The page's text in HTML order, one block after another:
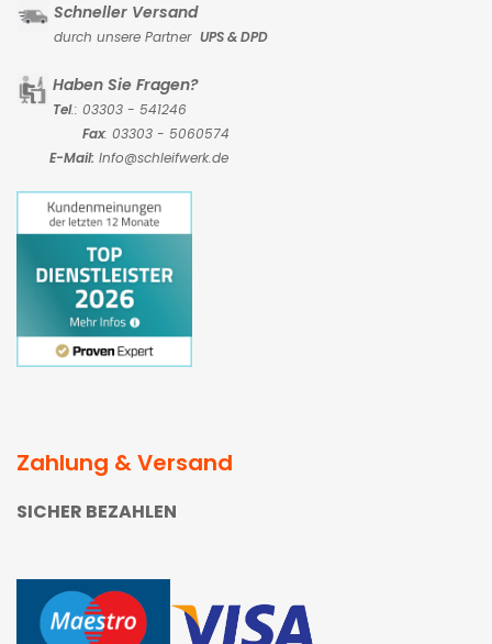
Schneller Versand
durch unsere Partner UPS & DPD
Haben Sie Fragen?
Tel.: 03303 - 541246
Fax: 03303 - 5060574
E-Mail: Info@schleifwerk.de
Zahlung & Versand
SICHER BEZAHLEN